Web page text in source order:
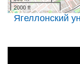
2000 ft
Ягеллонский